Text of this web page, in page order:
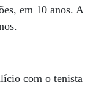
em 10 anos. A
com o tenista